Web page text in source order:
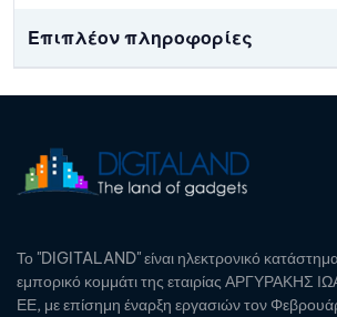
Επιπλέον πληροφορίες
Το "DIGITALAND" είναι ηλεκτρονικό
εμπορικό κομμάτι της εταιρίας ΑΡΓΥΡΑΚΗΣ
ΕΕ, με επίσημη έναρξη εργασιών τον